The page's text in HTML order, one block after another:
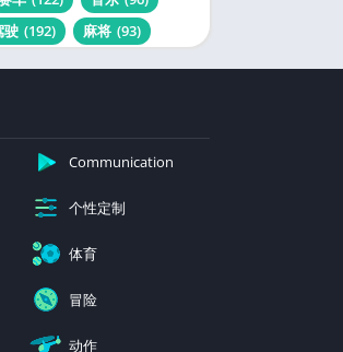
驶 (192) 麻将 (93)
Communication
个性定制
体育
冒险
动作